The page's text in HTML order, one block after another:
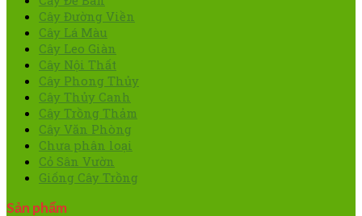
Cây Đường Viền
Cây Lá Màu
Cây Leo Giàn
Cây Nội Thất
Cây Phong Thủy
Cây Thủy Canh
Cây Trồng Thảm
Cây Văn Phòng
Chưa phân loại
Cỏ Sân Vườn
Giống Cây Trồng
Sản phẩm